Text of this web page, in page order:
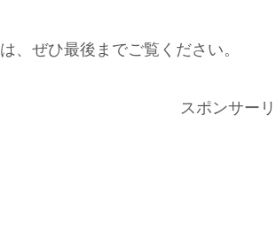
、ぜひ最後までご覧ください。
スポンサー